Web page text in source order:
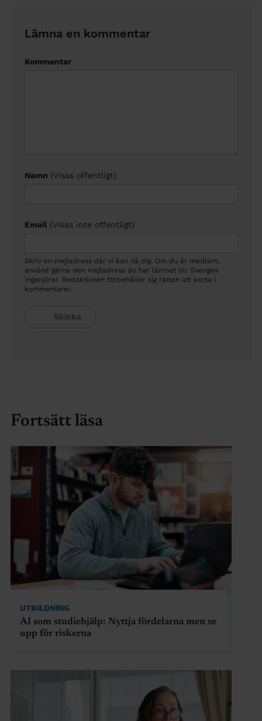
Lämna en kommentar
Kommentar
Namn (Visas offentligt)
Email (Visas inte offentligt)
Skriv en mejladress där vi kan nå dig. Om du är medlem,
använd gärna den mejladress du har lämnat till Sveriges
Ingenjörer. Redaktionen förbehåller sig rätten att korta i
kommentarer.
Fortsätt läsa
UTBILDNING
AI som studiehjälp: Nyttja fördelarna men se
upp för riskerna